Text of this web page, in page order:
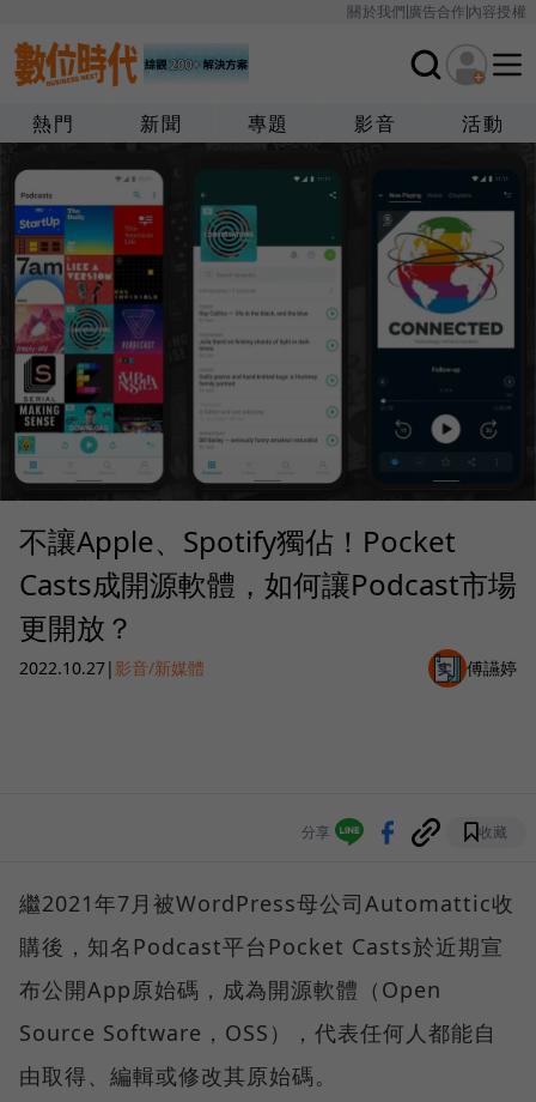
關於我們廣告合作內容授權
熱門 新聞 專題 影音 活動
不讓Apple、Spotify獨佔！Pocket
Casts成開源軟體，如何讓Podcast市場
更開放？
2022.10.27| 影音/新媒體 傅讌婷
分享 收藏
繼2021年7月被WordPress母公司Automattic收
購後，知名Podcast平台Pocket Casts於近期宣
布公開App原始碼，成為開源軟體（Open
Source Software，OSS），代表任何人都能自
由取得、編輯或修改其原始碼。